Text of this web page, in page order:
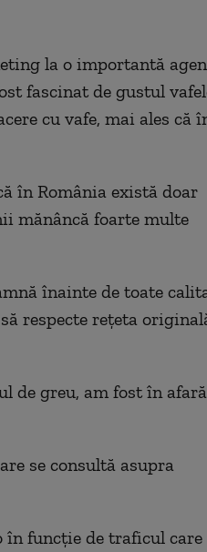
la o importantă
fascinat de gustul
cu vafe, mai ales că
în România există doar
mănâncă foarte multe
înainte de toate
respecte reţeta
de greu, am fost în
se consultă asupra
în funcție de traficul care